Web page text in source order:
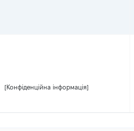
[Конфіденційна інформація]